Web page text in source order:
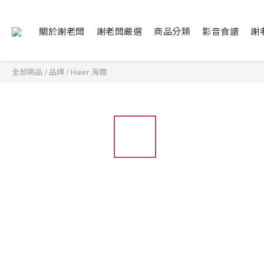
關於謝老闆 謝老闆嚴選 商品分類 影音食譜 謝
全部商品 / 品牌 / Haier 海爾